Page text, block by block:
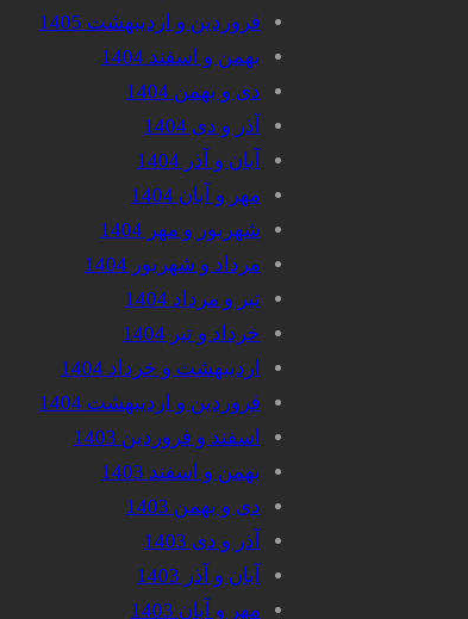
فروردین و اردیبهشت 1405
بهمن و اسفند 1404
دی و بهمن 1404
آذر و دی 1404
آبان و آذر 1404
مهر و آبان 1404
شهریور و مهر 1404
مرداد و شهریور 1404
تیر و مرداد 1404
خرداد و تیر 1404
اردیبهشت و خرداد 1404
فروردین و اردیبهشت 1404
اسفند و فروردین 1403
بهمن و اسفند 1403
دی و بهمن 1403
آذر و دی 1403
آبان و آذر 1403
مهر و آبان 1403